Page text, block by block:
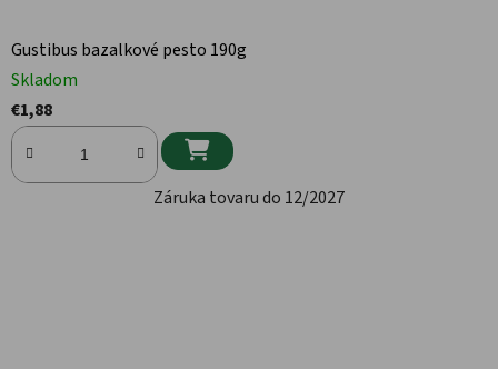
Gustibus bazalkové pesto 190g
Skladom
€1,88

Záruka tovaru do 12/2027